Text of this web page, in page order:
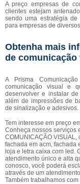
A preço empresas de
clientes estejam
sendo uma estratégia
para empresas de
Obtenha mais
de comunicação
A Prisma
comunicação visual e
desenvolver e instalar
além de impressões de
de sinalização e adesivos.
Tem interesse em preço
Conheça nossos serviços
COMUNICAÇÃO
fachada em acm, fachada
loja e letra caixa com led.
atendimento único e alta
conosco, você poderá
através de um
Também trabalhamos